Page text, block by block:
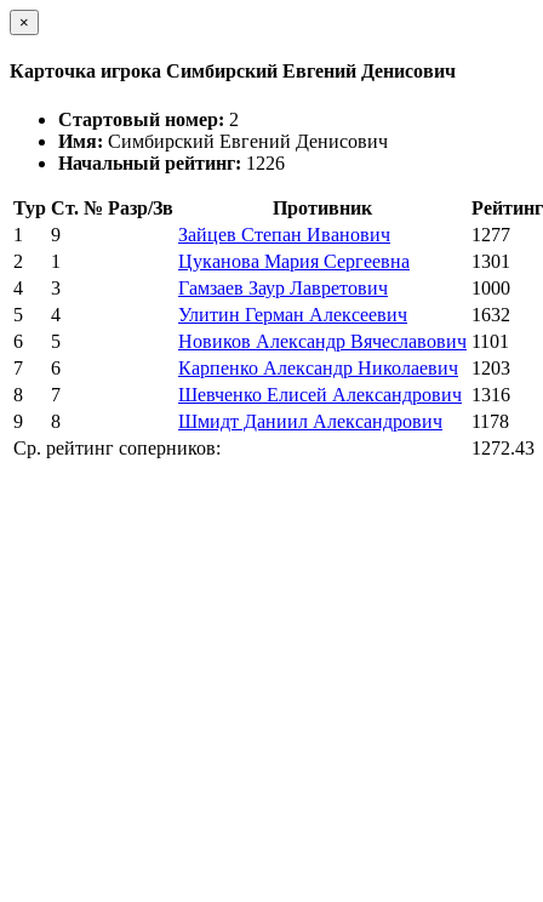
×
Карточка игрока Симбирский Евгений Денисович
Стартовый номер: 2
Имя: Симбирский Евгений Денисович
Начальный рейтинг: 1226
Тур Ст. № Разр/Зв Противник
Рейтинг
1
9 Зайцев Степан Иванович
1277
2
1 Цуканова Мария Сергеевна
1301
4
3 Гамзаев Заур Лавретович
1000
5
4 Улитин Герман Алексеевич
1632
6
5 Новиков Александр Вячеславович 1101
7
6 Карпенко Александр Николаевич
1203
8
7 Шевченко Елисей Александрович 1316
9
8 Шмидт Даниил Александрович
1178
Ср. рейтинг соперников:
1272.43